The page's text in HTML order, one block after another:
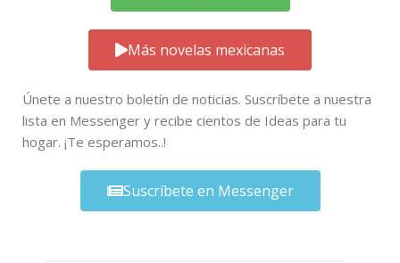
Más novelas mexicanas
Únete a nuestro boletín de noticias. Suscríbete a nuestra
lista en Messenger y recibe cientos de Ideas para tu
hogar. ¡Te esperamos..!
Suscríbete en Messenger